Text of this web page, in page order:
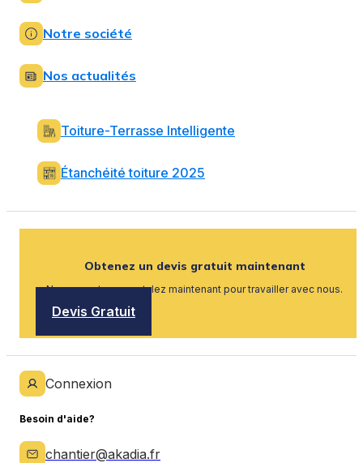
Notre société
Nos actualités
Toiture-Terrasse Intelligente
Étanchéité toiture 2025
Obtenez un devis gratuit maintenant
Nous recrutons, postulez maintenant pour travailler avec nous.
Devis Gratuit
Connexion
Besoin d'aide?
chantier@akadia.fr